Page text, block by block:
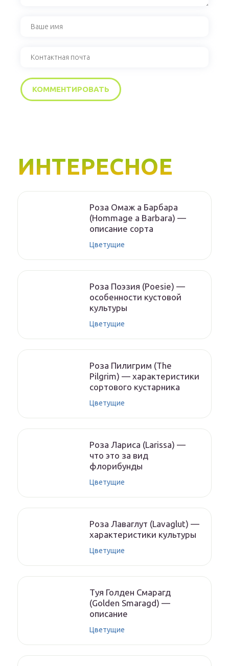
ИНТЕРЕСНОЕ
Роза Омаж а Барбара
(Hommage a Barbara) —
описание сорта
Цветущие
Роза Поэзия (Poesie) —
особенности кустовой
культуры
Цветущие
Роза Пилигрим (The
Pilgrim) — характеристики
сортового кустарника
Цветущие
Роза Лариса (Larissa) —
что это за вид
флорибунды
Цветущие
Роза Лаваглут (Lavaglut) —
характеристики культуры
Цветущие
Туя Голден Смарагд
(Golden Smaragd) —
описание
Цветущие